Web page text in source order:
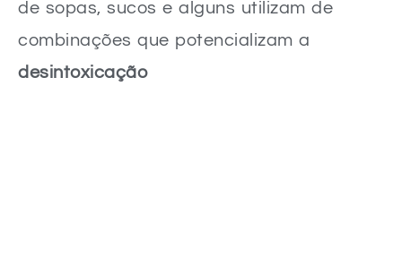
de sopas, sucos e alguns utilizam de
combinações que potencializam a
desintoxicação